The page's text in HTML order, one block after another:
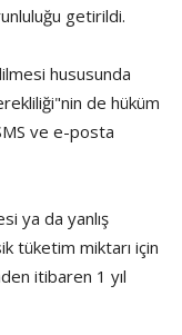
getirildi.
hususunda
de hüküm
ve e-posta
ya da yanlış
tüketim miktarı için
itibaren 1 yıl